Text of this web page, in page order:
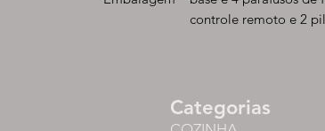
controle remoto e 2
Categorias